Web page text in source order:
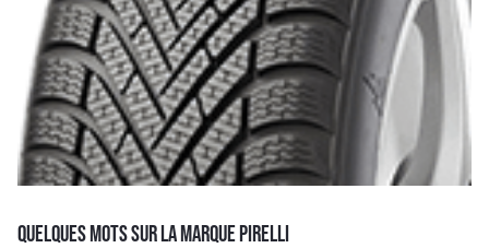
QUELQUES MOTS SUR LA MARQUE PIRELLI